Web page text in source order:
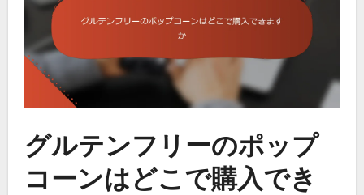
グルテンフリーのポップ
コーンはどこで購入でき